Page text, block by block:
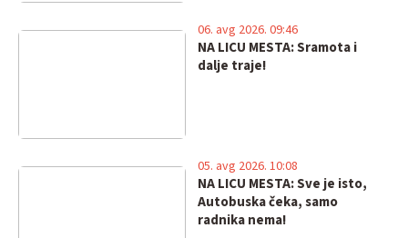
NA LICU MESTA: Sramota i
dalje traje!
06. avg 2026. 09:46
NA LICU MESTA: Sve je isto,
Autobuska čeka, samo
radnika nema!
05. avg 2026. 10:08